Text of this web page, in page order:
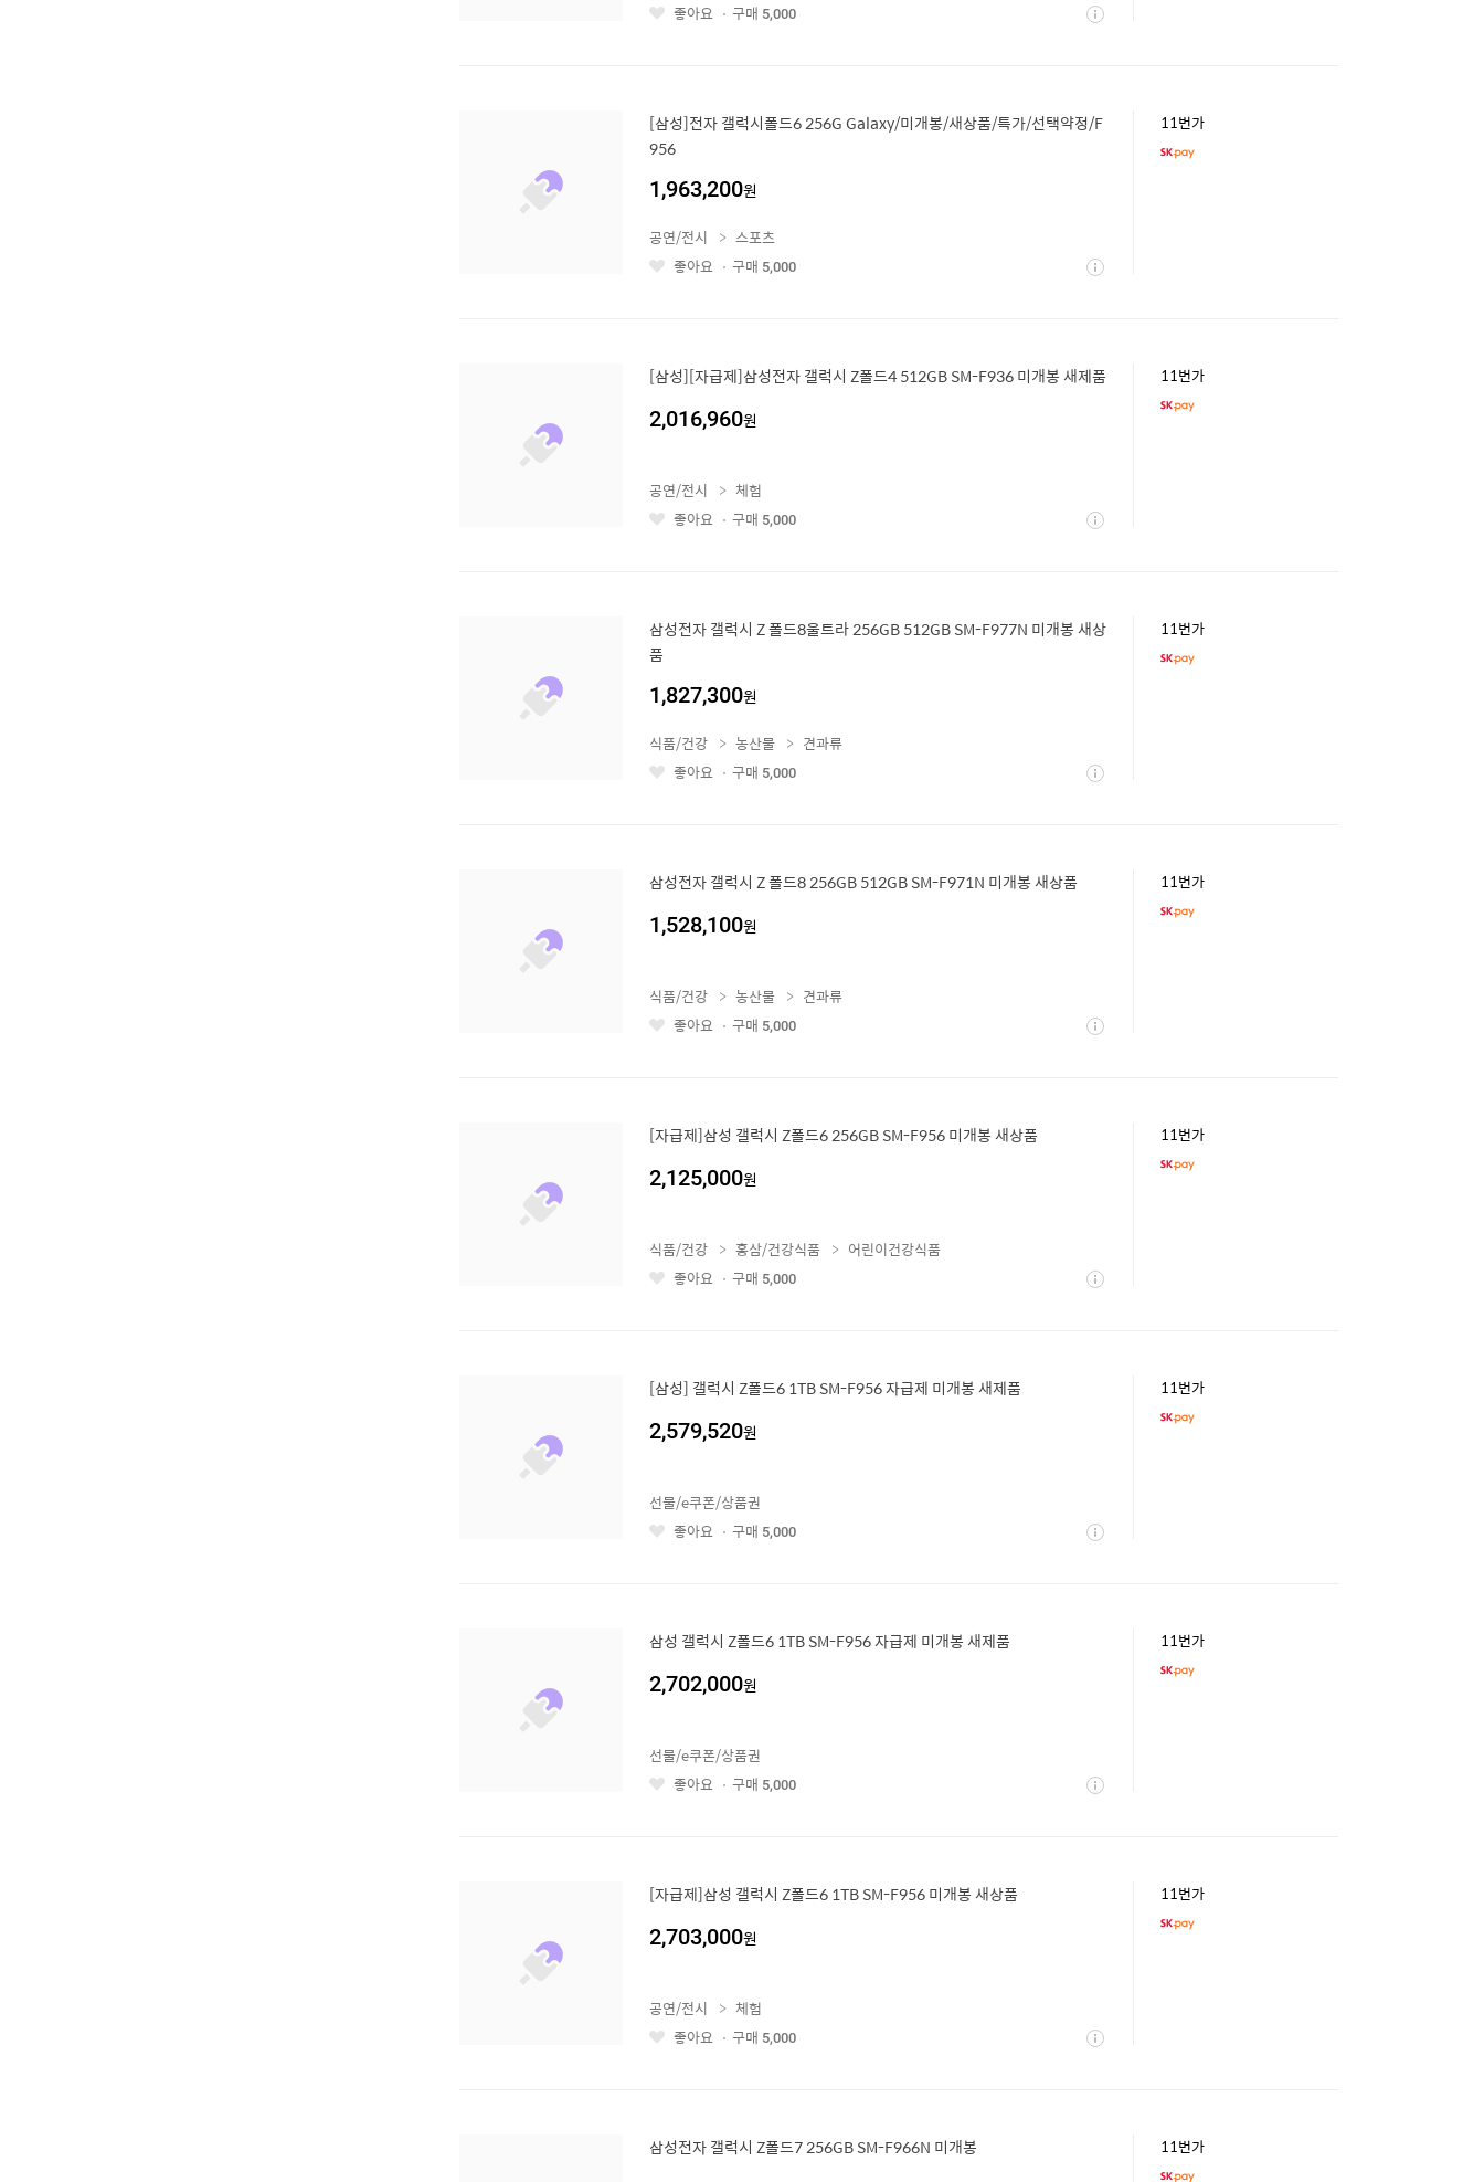
좋 상
좋아요
구매 5,000
[삼성]전자 갤럭시폴드6 256G Galaxy/미개봉/새상품/특가/선택약정/F
956
1,963,200원
11번가
좋 상
공연/전시
스포츠
좋아요
구매 5,000
[삼성][자급제]삼성전자 갤럭시 Z폴드4 512GB SM-F936 미개봉 새제품
2,016,960원
11번가
좋 상
공연/전시
체험
좋아요
구매 5,000
삼성전자 갤럭시 Z 폴드8울트라 256GB 512GB SM-F977N 미개봉 새상
품
1,827,300원
11번가
좋 상
식품/건강 농산물
견과류
좋아요
구매 5,000
삼성전자 갤럭시 Z 폴드8 256GB 512GB SM-F971N 미개봉 새상품
1,528,100원
11번가
좋 상
식품/건강 농산물
견과류
좋아요
구매 5,000
[자급제]삼성 갤럭시 Z폴드6 256GB SM-F956 미개봉 새상품
2,125,000원
11번가
좋 상
식품/건강 홍삼/건강식품
어린이건강식품
좋아요
구매 5,000
[삼성] 갤럭시 Z폴드6 1TB SM-F956 자급제 미개봉 새제품
2,579,520원
11번가
좋 상
선물/e쿠폰/상품권
좋아요
구매 5,000
삼성 갤럭시 Z폴드6 1TB SM-F956 자급제 미개봉 새제품
2,702,000원
11번가
좋 상
선물/e쿠폰/상품권
좋아요
구매 5,000
[자급제]삼성 갤럭시 Z폴드6 1TB SM-F956 미개봉 새상품
2,703,000원
11번가
좋 상
공연/전시
체험
좋아요
구매 5,000
삼성전자 갤럭시 Z폴드7 256GB SM-F966N 미개봉 11번가